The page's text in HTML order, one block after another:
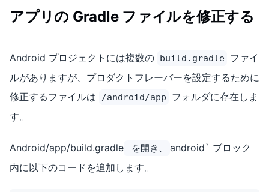
アプリの Gradle ファイルを修正する
Android プロジェクトには複数の build.gradle ファイ
ルがありますが、プロダクトフレーバーを設定するために
修正するファイルは
/android/app
フォルダに存在しま
す。
Android/app/build.gradle を開き、
android` ブロック
内に以下のコードを追加します。